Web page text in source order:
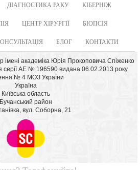
ДІАГНОСТИКА РАКУ КІБЕРНІЖ
ЦЕНТР ХІРУРГІЇ БІОПСІЯ
БЛОГ КОНТАКТИ
академіка Юрія Прокоповича Спіженко
серії АЕ № 196590 видана 06.02.2013 року
№ 4 МОЗ України
Україна
Київська область
Бучанський район
вул. Соборна, 21